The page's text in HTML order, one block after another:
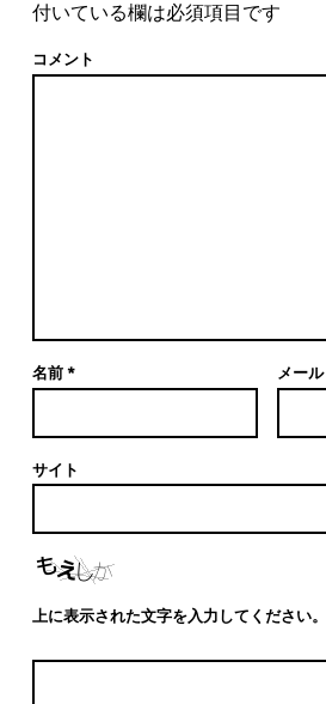
付いている欄は必須項目です
コメント
名前 * メール
サイト
上に表示された文字を入力してください。